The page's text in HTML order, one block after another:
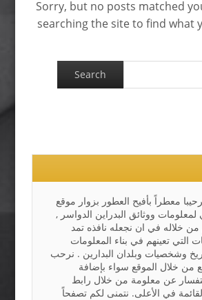
Sorry, but no posts matched
searching the site to find what
معطراً بأفيح العطور بزوار موقع
لمعلومات ووثائق البدراين الدواسر ,
خلاله في ان نجعله نافذه تمد
التي تعينهم في بناء المعلومات
وشخصيات وبلدان البدارين . نرحب
من خلال الموقع سواء بإضافة
عن معلومة من خلال رابط
في الأعلى. نتمنى لكم تصفحاً